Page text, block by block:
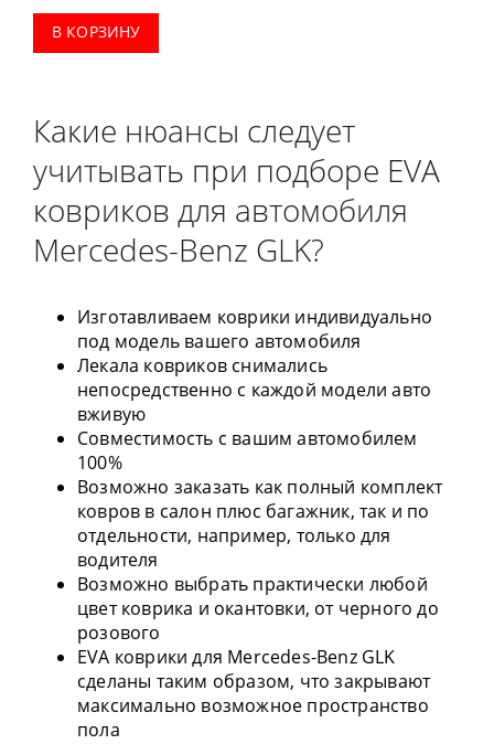
В КОРЗИНУ
Какие нюансы следует
учитывать при подборе EVA
ковриков для автомобиля
Mercedes-Benz GLK?
Изготавливаем коврики индивидуально
под модель вашего автомобиля
Лекала ковриков снимались
непосредственно с каждой модели авто
вживую
Совместимость с вашим автомобилем
100%
Возможно заказать как полный комплект
ковров в салон плюс багажник, так и по
отдельности, например, только для
водителя
Возможно выбрать практически любой
цвет коврика и окантовки, от черного до
розового
EVA коврики для Mercedes-Benz GLK
сделаны таким образом, что закрывают
максимально возможное пространство
пола